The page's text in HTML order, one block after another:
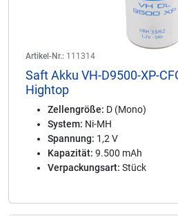
Artikel-Nr.: 111314
Saft Akku VH-D9500-XP-
Hightop
Zellengröße: D (Mono)
System: Ni-MH
Spannung: 1,2 V
Kapazität: 9.500 mAh
Verpackungsart: Stück